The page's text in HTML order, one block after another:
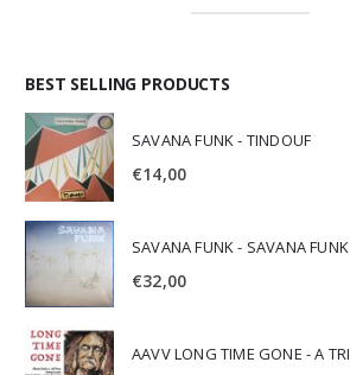
BEST SELLING PRODUCTS
SAVANA FUNK - TINDOUF
€14,00
SAVANA FUNK - SAVANA FUNK
€32,00